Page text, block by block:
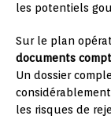
les potentiels
Sur le plan
documents
Un dossier
les risques de